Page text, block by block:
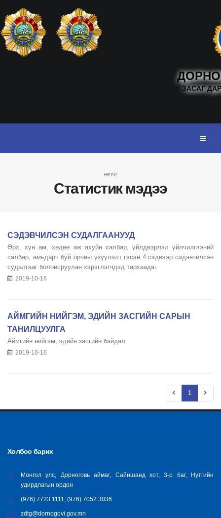
ЗАСАГ
НҮҮР
Статистик мэдээ
СЭДЭВЧИЛСЭН СУДАЛГААНУУД
Өрх, хүн ам, хөдөө аж ахуйн салбар, үйлдвэрлэл үйлчилгээний
салбар, амьдарч буй орчны үзүүлэлт гэсэн 4 сэдвээр сэдэвчилсэн
судалгааг боловсруулан хэрэглэгчдэд тархаадаг.
2019-10-16
АЙМГИЙН НИЙГЭМ, ЭДИЙН ЗАСГИЙН САРЫН
ТАНИЛЦУУЛГА
Аймгийн нийгэм, эдийн засгийн байдал
2019-10-16
1
Холбоо барих
Монгол улс, Дорноговь аймаг, Сайншанд хот, 3-р баг, Нутгийн
удирдлагын ордон
(976) 7723 1111, (976) 7052 3036
zdtg@dornogovi.gov.mn